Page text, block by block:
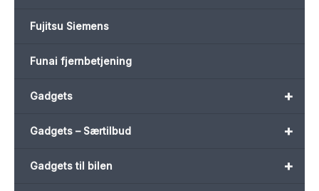
Fujitsu Siemens
Funai fjernbetjening
+
Gadgets
+
Gadgets – Særtilbud
+
Gadgets til bilen